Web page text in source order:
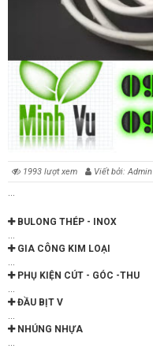
1993 lượt xem Viết bởi: Admin
BULONG THÉP - INOX
GIA CÔNG KIM LOẠI
PHỤ KIỆN CÚT - GÓC -THU
ĐẦU BỊT V
NHÚNG NHỰA